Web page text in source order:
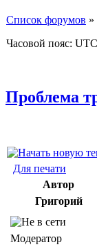
Список форумов »
Часовой пояс:
Проблема
Для печати
Автор
Григорий
Модератор